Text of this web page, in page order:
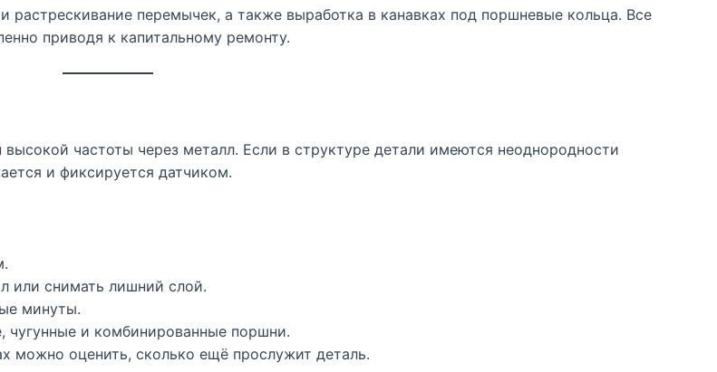
растрескивание перемычек, а также выработка в канавках под поршневые кольца. Все
приводя к капитальному ремонту.
частоты через металл. Если в структуре детали имеются неоднородности
и фиксируется датчиком.
или снимать лишний слой.
минуты.
и комбинированные поршни.
оценить, сколько ещё прослужит деталь.